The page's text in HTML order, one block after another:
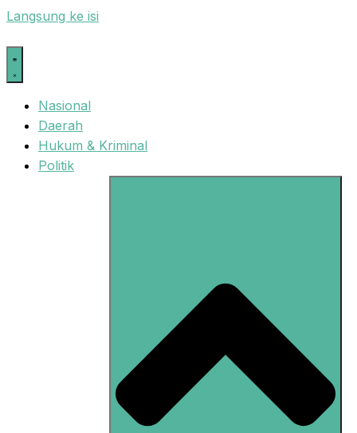
Langsung ke isi
Nasional
Daerah
Hukum & Kriminal
Politik